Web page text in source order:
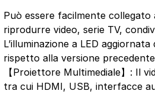
Può essere facilmente
riprodurre video, serie TV,
L’illuminazione a LED
rispetto alla versione precedente
【Proiettore Multimediale】: Il
tra cui HDMI, USB, interfacce